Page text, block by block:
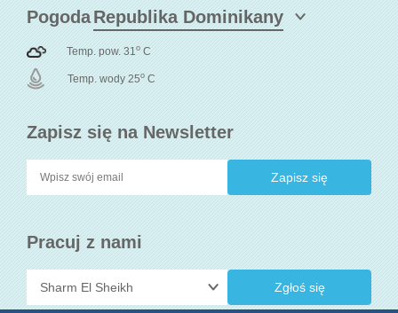
Zapisz się na Newsletter
Pracuj z nami
Zgłoś się
Pogoda
Temp. pow. 31 o C
Temp. wody 25o C